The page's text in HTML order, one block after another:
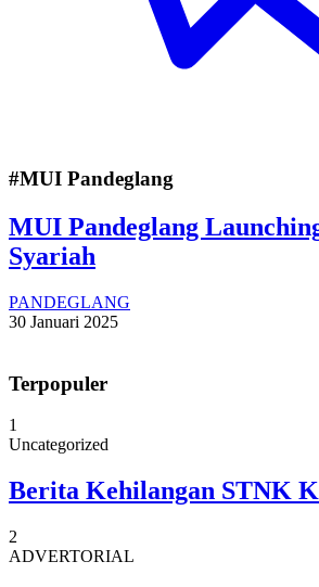
#MUI Pandeglang
MUI Pandeglang
Syariah
PANDEGLANG
30 Januari 2025
Terpopuler
1
Uncategorized
Berita Kehilangan STNK
2
ADVERTORIAL